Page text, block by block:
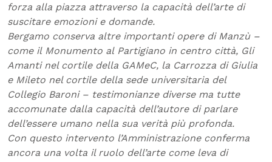
forza alla piazza attraverso la capacità dell’arte di
suscitare emozioni e domande.
Bergamo conserva altre importanti opere di Manzù –
come il Monumento al Partigiano in centro città, Gli
Amanti nel cortile della GAMeC, la Carrozza di Giulia
e Mileto nel cortile della sede universitaria del
Collegio Baroni – testimonianze diverse ma tutte
accomunate dalla capacità dell’autore di parlare
dell’essere umano nella sua verità più profonda.
Con questo intervento l’Amministrazione conferma
ancora una volta il ruolo dell’arte come leva di